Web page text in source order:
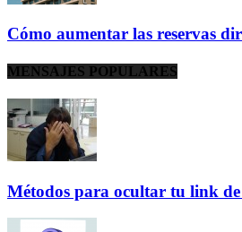
Cómo aumentar las reservas
MENSAJES POPULARES
Métodos para ocultar tu link